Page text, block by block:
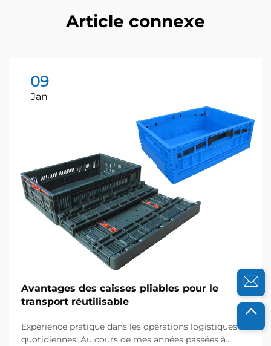
Article connexe
09
Jan
Avantages des caisses pliables pour le
transport réutilisable
Expérience pratique dans les opérations logistiques
quotidiennes. Au cours de mes années passées à